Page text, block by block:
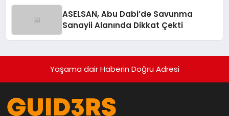
ASELSAN, Abu Dabi’de Savunma
Sanayii Alanında Dikkat Çekti
Yaşama dair Haberin Doğru Adresi